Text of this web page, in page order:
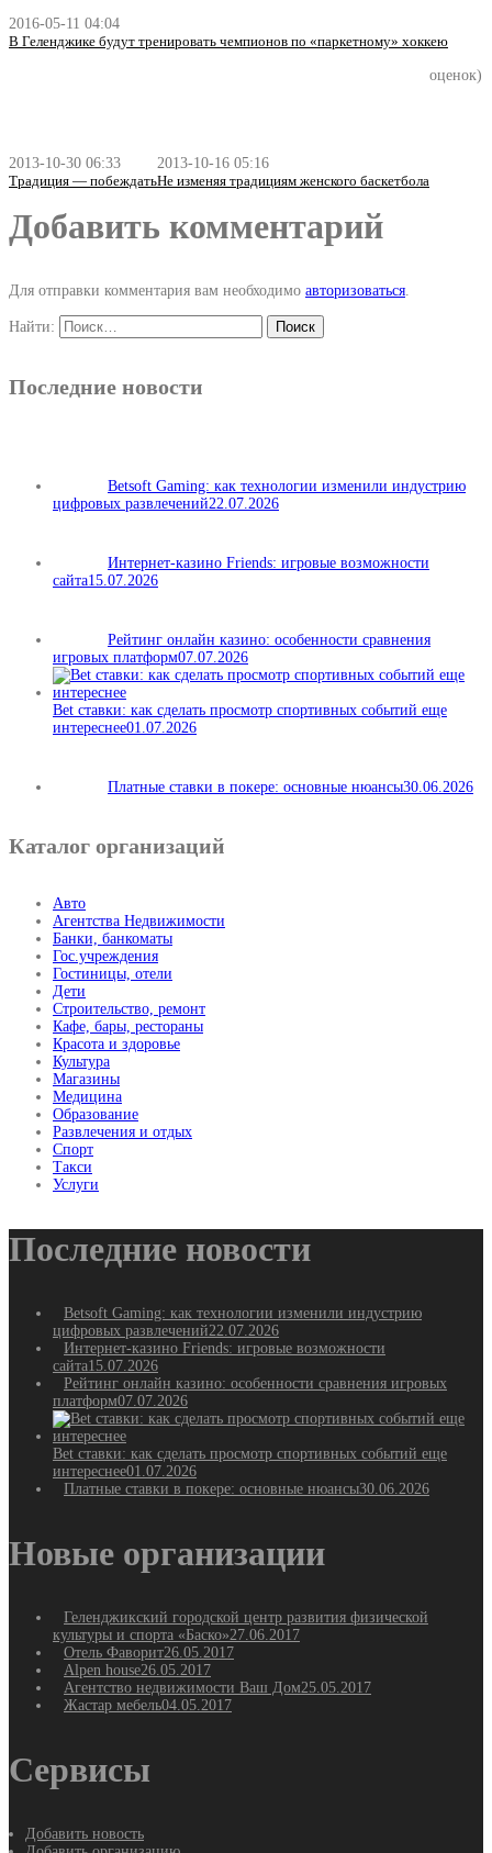
2016-05-11 04:04
В Геленджике будут тренировать чемпионов по «паркетному» хоккею
2013-10-30 06:33
Традиция — побеждать
2013-10-16 05:16
Не изменяя традициям женского баскетбола
оценок)
Добавить комментарий
Для отправки комментария вам необходимо авторизоваться
Найти:
Последние новости
Betsoft Gaming: как технологии изменили индустрию
цифровых развлечений22.07.2026
Интернет-казино Friends: игровые возможности
сайта15.07.2026
Рейтинг онлайн казино: особенности сравнения
игровых платформ07.07.2026
Bet ставки: как сделать просмотр спортивных событий еще
интереснее01.07.2026
Платные ставки в покере: основные нюансы30.06.2026
Каталог организаций
Авто
Агентства Недвижимости
Банки, банкоматы
Гос.учреждения
Гостиницы, отели
Дети
Строительство, ремонт
Кафе, бары, рестораны
Красота и здоровье
Культура
Магазины
Медицина
Образование
Развлечения и отдых
Спорт
Такси
Услуги
Последние новости
Betsoft Gaming: как технологии изменили индустрию
цифровых развлечений22.07.2026
Интернет-казино Friends: игровые возможности
сайта15.07.2026
Рейтинг онлайн казино: особенности сравнения игровых
платформ07.07.2026
Bet ставки: как сделать просмотр спортивных событий еще
интереснее01.07.2026
Платные ставки в покере: основные нюансы30.06.2026
Новые организации
Геленджикский городской центр развития физической
культуры и спорта «Баско»27.06.2017
Отель Фаворит26.05.2017
Alpen house26.05.2017
Агентство недвижимости Ваш Дом25.05.2017
Жастар мебель04.05.2017
Сервисы
Добавить новость